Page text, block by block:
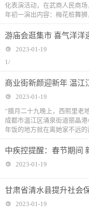
化表演活动，在武商人民商
年初一演出内容：梅花桩舞
游庙会逛集市 喜气洋洋
2023-01-19
1/
商业街新颜迎新年 温江
2023-01-19
“腊月二十九晚上，西熙里老
成都市温江区涌泉街道丽晶
年饭的地方就在离她家不远的
中疾控提醒：春节期间
2023-01-19
甘肃省清水县提升社会
2023-01-19